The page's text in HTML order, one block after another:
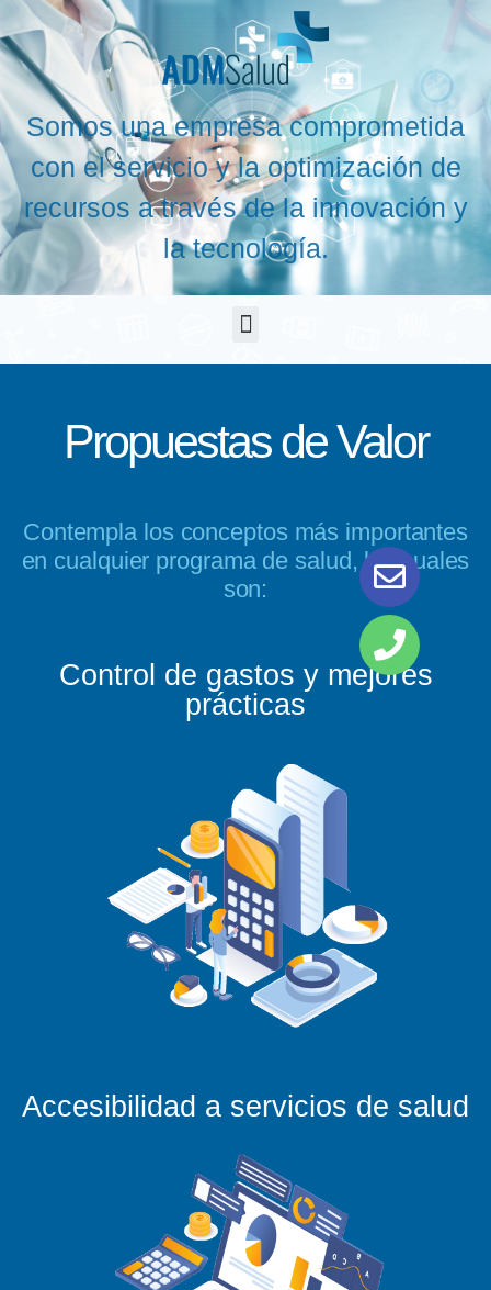
Somos una empresa comprometida
con el servicio y la optimización de
recursos a través de la innovación y
la tecnología.
Propuestas de Valor
Contempla los conceptos más importantes
en cualquier programa de salud, los cuales
son:
Control de gastos y mejores
prácticas
Accesibilidad a servicios de salud